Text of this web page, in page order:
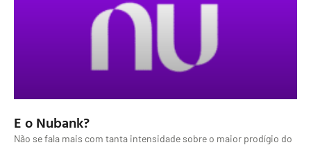
E o Nubank?
Não se fala mais com tanta intensidade sobre o maior prodígio do